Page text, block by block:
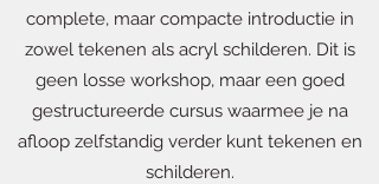
complete, maar compacte introductie in
zowel tekenen als acryl schilderen. Dit is
geen losse workshop, maar een goed
gestructureerde cursus waarmee je na
afloop zelfstandig verder kunt tekenen en
schilderen.